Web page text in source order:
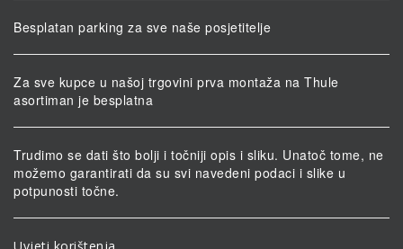
Besplatan parking za sve naše posjetitelje
Za sve kupce u našoj trgovini prva montaža na Thule
asortiman je besplatna
Trudimo se dati što bolji i točniji opis i sliku. Unatoč tome, ne
možemo garantirati da su svi navedeni podaci i slike u
potpunosti točne.